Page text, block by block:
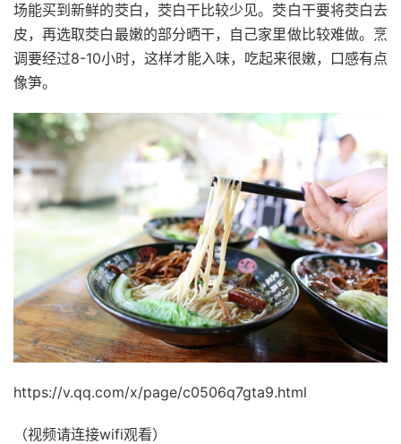
场能买到新鲜的茭白，茭白干比较少见。茭白干要将茭白去
皮，再选取茭白最嫩的部分晒干，自己家里做比较难做。烹
调要经过8-10小时，这样才能入味，吃起来很嫩，口感有点
像笋。
https://v.qq.com/x/page/c0506q7gta9.html
（视频请连接wifi观看）